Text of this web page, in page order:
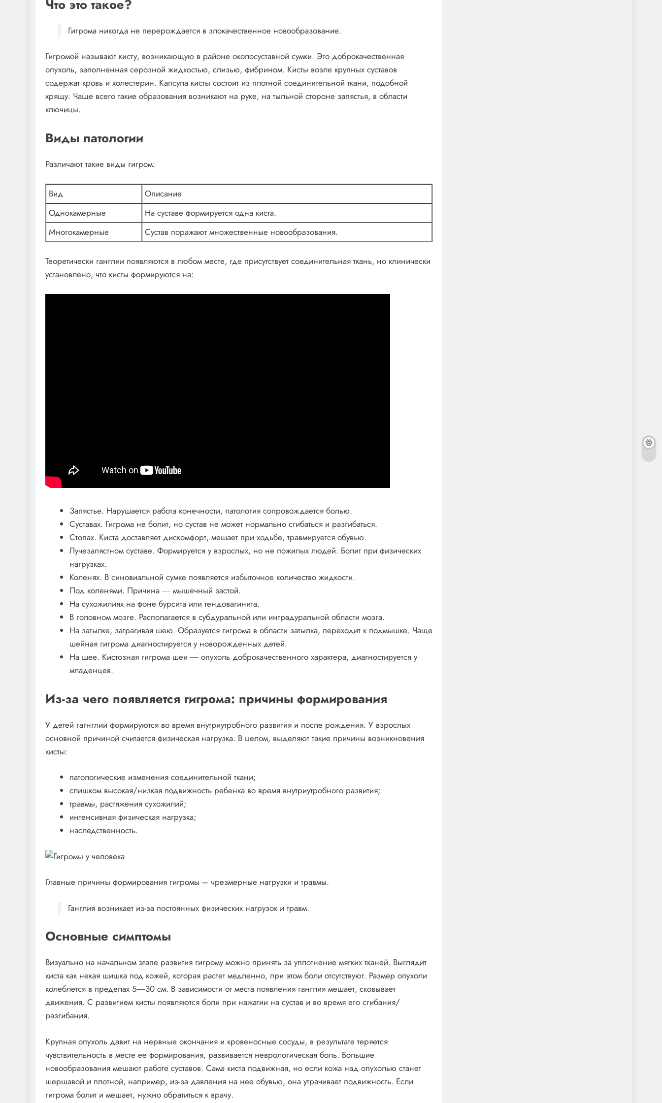
Что это такое?
Гигрома никогда не перерождается в злокачественное новообразование.
Гигромой называют кисту, возникающую в районе околосуставной сумки. Это доброкачественная
опухоль, заполненная серозной жидкостью, слизью, фибрином. Кисты возле крупных суставов
содержат кровь и холестерин. Капсула кисты состоит из плотной соединительной ткани, подобной
хрящу. Чаще всего такие образования возникают на руке, на тыльной стороне запястья, в области
ключицы.
Виды патологии
Различают такие виды гигром:
Вид
Описание
Однокамерные
На суставе формируется одна киста.
Многокамерные
Сустав поражают множественные новообразования.
Теоретически ганглии появляются в любом месте, где присутствует соединительная ткань, но клинически
установлено, что кисты формируются на:
Запястье. Нарушается работа конечности, патология сопровождается болью.
Суставах. Гигрома не болит, но сустав не может нормально сгибаться и разгибаться.
Стопах. Киста доставляет дискомфорт, мешает при ходьбе, травмируется обувью.
Лучезапястном суставе. Формируется у взрослых, но не пожилых людей. Болит при физических
нагрузках.
Коленях. В синовиальной сумке появляется избыточное количество жидкости.
Под коленями. Причина ― мышечный застой.
На сухожилиях на фоне бурсита или тендовагинита.
В головном мозге. Располагается в субдуральной или интрадуральной области мозга.
На затылке, затрагивая шею. Образуется гигрома в области затылка, переходит к подмышке. Чаще
шейная гигрома диагностируется у новорожденных детей.
На шее. Кистозная гигрома шеи ― опухоль доброкачественного характера, диагностируется у
младенцев.
Из-за чего появляется гигрома: причины формирования
У детей гагнглии формируются во время внутриутробного развития и после рождения. У взрослых
основной причиной считается физическая нагрузка. В целом, выделяют такие причины возникновения
кисты:
патологические изменения соединительной ткани;
слишком высокая/низкая подвижность ребенка во время внутриутробного развития;
травмы, растяжения сухожилий;
интенсивная физическая нагрузка;
наследственность.
Главные причины формирования гигромы – чрезмерные нагрузки и травмы.
Ганглия возникает из-за постоянных физических нагрузок и травм.
Основные симптомы
Визуально на начальном этапе развития гигрому можно принять за уплотнение мягких тканей. Выглядит
киста как некая шишка под кожей, которая растет медленно, при этом боли отсутствуют. Размер опухоли
колеблется в пределах 5―30 см. В зависимости от места появления ганглия мешает, сковывает
движения. С развитием кисты появляются боли при нажатии на сустав и во время его сгибания/
разгибания.
Крупная опухоль давит на нервные окончания и кровеносные сосуды, в результате теряется
чувствительность в месте ее формирования, развивается неврологическая боль. Большие
новообразования мешают работе суставов. Сама киста подвижная, но если кожа над опухолью станет
шершавой и плотной, например, из-за давления на нее обувью, она утрачивает подвижность. Если
гигрома болит и мешает, нужно обратиться к врачу.